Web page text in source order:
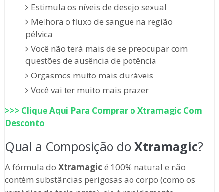
Estimula os níveis de desejo sexual
Melhora o fluxo de sangue na região
pélvica
Você não terá mais de se preocupar com
questões de ausência de potência
Orgasmos muito mais duráveis
Você vai ter muito mais prazer
>>> Clique Aqui Para Comprar o Xtramagic Com
Desconto
Qual a Composição do Xtramagic?
A fórmula do Xtramagic é 100% natural e não
contém substâncias perigosas ao corpo (como os